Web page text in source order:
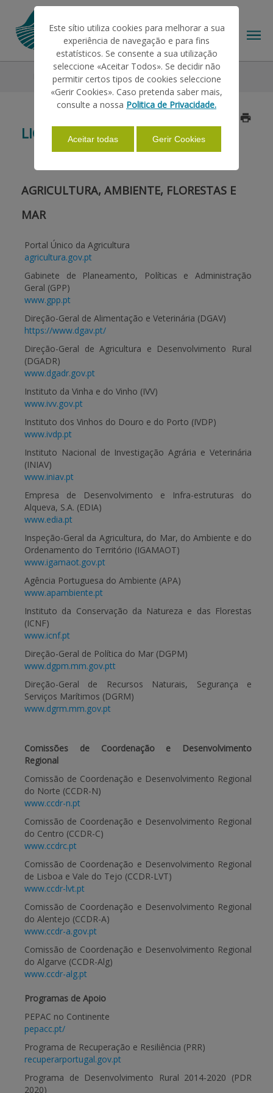
AJUDAS/APOIOS
INFORMAÇÕES
ESTATÍSTICAS
PAGAMENTOS
APOIO AO BENEFICIÁRIO
Entrar / Registar
Ligações Úteis
LIGAÇÕES ÚTEIS
AGRICULTURA, AMBIENTE, FLORESTAS E
MAR
Portal Único da Agricultura
agricultura.gov.pt
Gabinete de Planeamento, Políticas e Administração
Geral (GPP)
www.gpp.pt
Direção-Geral de Alimentação e Veterinária (DGAV)
https://www.dgav.pt/
Direção-Geral de Agricultura e Desenvolvimento Rural
(DGADR)
www.dgadr.gov.pt
Instituto da Vinha e do Vinho (IVV)
www.ivv.gov.pt
Instituto dos Vinhos do Douro e do Porto (IVDP)
www.ivdp.pt
Instituto Nacional de Investigação Agrária e Veterinária
(INIAV)
www.iniav.pt
Empresa de Desenvolvimento e Infra-estruturas do
Alqueva, S.A. (EDIA)
www.edia.pt
Inspeção-Geral da Agricultura, do Mar, do Ambiente e do
Ordenamento do Território (IGAMAOT)
www.igamaot.gov.pt
Agência Portuguesa do Ambiente (APA)
www.apambiente.pt
Instituto da Conservação da Natureza e das Florestas
(ICNF)
www.icnf.pt
Direção-Geral de Política do Mar (DGPM)
www.dgpm.mm.gov.ptt
Direção-Geral de Recursos Naturais, Segurança e
Serviços Marítimos (DGRM)
www.dgrm.mm.gov.pt
Comissões de Coordenação e Desenvolvimento
Regional
Comissão de Coordenação e Desenvolvimento Regional
do Norte (CCDR-N)
www.ccdr-n.pt
Comissão de Coordenação e Desenvolvimento Regional
do Centro (CCDR-C)
www.ccdrc.pt
Comissão de Coordenação e Desenvolvimento Regional
de Lisboa e Vale do Tejo (CCDR-LVT)
www.ccdr-lvt.pt
Comissão de Coordenação e Desenvolvimento Regional
do Alentejo (CCDR-A)
www.ccdr-a.gov.pt
Comissão de Coordenação e Desenvolvimento Regional
do Algarve (CCDR-Alg)
www.ccdr-alg.pt
Programas de Apoio
PEPAC no Continente
pepacc.pt/
Programa de Recuperação e Resiliência (PRR)
recuperarportugal.gov.pt
Programa de Desenvolvimento Rural 2014-2020 (PDR
2020)
Este sítio utiliza cookies para melhorar a sua
experiência de navegação e para fins
estatísticos. Se consente a sua utilização
seleccione «Aceitar Todos». Se decidir não
permitir certos tipos de cookies seleccione
«Gerir Cookies». Caso pretenda saber mais,
consulte a nossa Politica de Privacidade.
Aceitar todas Gerir Cookies